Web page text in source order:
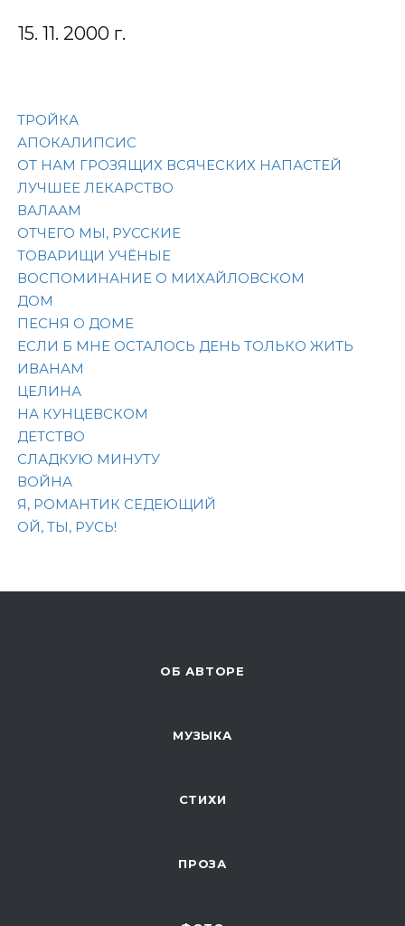
15. 11. 2000 г.
ТРОЙКА
АПОКАЛИПСИС
ОТ НАМ ГРОЗЯЩИХ ВСЯЧЕСКИХ НАПАСТЕЙ
ЛУЧШЕЕ ЛЕКАРСТВО
ВАЛААМ
ОТЧЕГО МЫ, РУССКИЕ
ТОВАРИЩИ УЧЁНЫЕ
ВОСПОМИНАНИЕ О МИХАЙЛОВСКОМ
ДОМ
ПЕСНЯ О ДОМЕ
ЕСЛИ Б МНЕ ОСТАЛОСЬ ДЕНЬ ТОЛЬКО ЖИТЬ
ИВАНАМ
ЦЕЛИНА
НА КУНЦЕВСКОМ
ДЕТСТВО
СЛАДКУЮ МИНУТУ
ВОЙНА
Я, РОМАНТИК СЕДЕЮЩИЙ
ОЙ, ТЫ, РУСЬ!
ОБ АВТОРЕ
МУЗЫКА
СТИХИ
ПРОЗА